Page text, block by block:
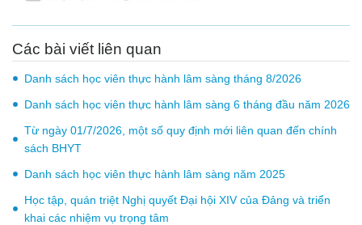
Các bài viết liên quan
Danh sách học viên thực hành lâm sàng tháng 8/2026
Danh sách học viên thực hành lâm sàng 6 tháng đầu năm 2026
Từ ngày 01/7/2026, một số quy định mới liên quan đến chính
sách BHYT
Danh sách học viên thực hành lâm sàng năm 2025
Học tập, quán triệt Nghị quyết Đại hội XIV của Đảng và triển
khai các nhiệm vụ trọng tâm